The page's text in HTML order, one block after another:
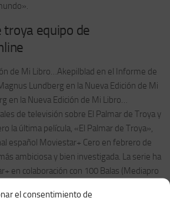
el consentimiento de
troya equipo de
de Mi Libro…Akepilblad en el Informe de
Lundberg en la Nueva Edición de Mi
en la Nueva Edición de Mi Libro…
de televisión sobre El Palmar de Troya y
la última película, «El Palmar de Troya»,
español Moviestar+ Cero en febrero de
ambiciosa y bien investigada. La serie ha
en colaboración con 100 Balas (Mediapro